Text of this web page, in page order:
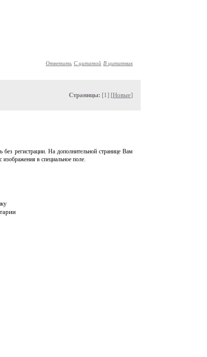
Ответить С цитатой В цитатник
Страницы: [1] [Новые]
регистрации. На дополнительной странице Вам
в специальное поле.